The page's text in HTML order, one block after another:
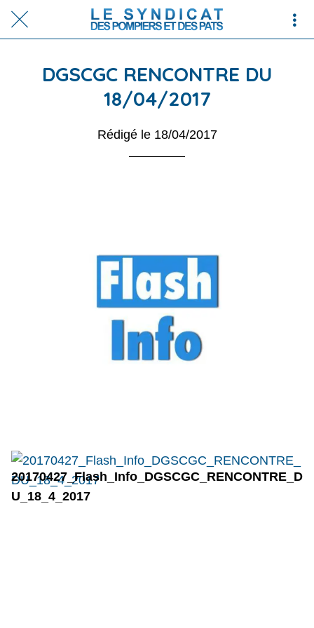
DGSCGC RENCONTRE DU
18/04/2017
Rédigé le 18/04/2017
20170427_Flash_Info_DGSCGC_RENCONTRE_D
U_18_4_2017